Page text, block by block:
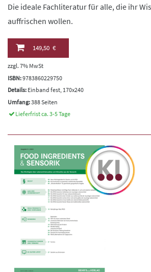
Die ideale Fachliteratur für alle, die ihr
auffrischen wollen.
149,50 €
zzgl. 7% MwSt
ISBN:9783860229750
Details: Einband fest, 170x240
Umfang:388 Seiten
Lieferfrist ca. 3-5 Tage